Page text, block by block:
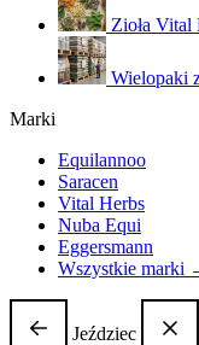
Zioła Vital
Wielopaki
Marki
Equilannoo
Saracen
Vital Herbs
Nuba Equi
Eggersmann
Wszystkie marki
Jeździec